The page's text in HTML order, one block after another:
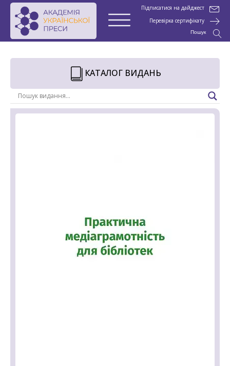
Підписатися на дайджест
Перевірка сертифікату
Пошук
КАТАЛОГ ВИДАНЬ